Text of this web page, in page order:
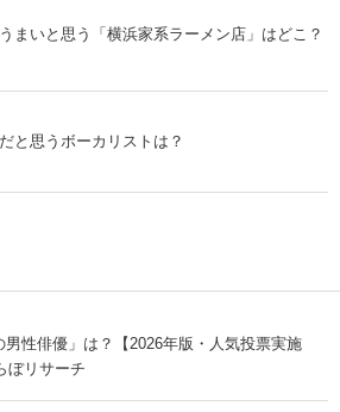
まいと思う「横浜家系ラーメン店」はどこ？
と思うボーカリストは？
性俳優」は？【2026年版・人気投票実施
ぼリサーチ